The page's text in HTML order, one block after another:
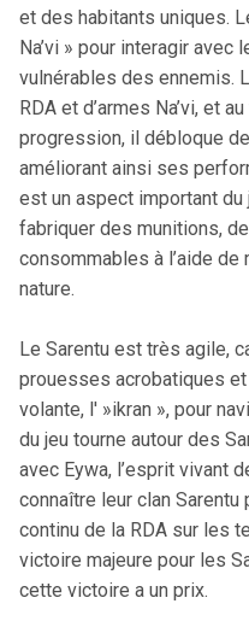
et des habitants uniques.
Na’vi » pour interagir
vulnérables des ennemis.
RDA et d’armes Na’vi, et
progression, il débloque
améliorant ainsi ses
est un aspect important du
fabriquer des munitions,
consommables à l’aide
nature.
Le Sarentu est très agile,
prouesses acrobatiques
volante, l' »ikran », pour
du jeu tourne autour des
avec Eywa, l’esprit vivant
connaître leur clan
continu de la RDA sur les
victoire majeure pour les
cette victoire a un prix.